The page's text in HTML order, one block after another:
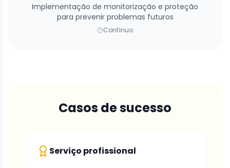
Implementação de monitorização e proteção
para prevenir problemas futuros
Contínuo
Casos de sucesso
Serviço profissional